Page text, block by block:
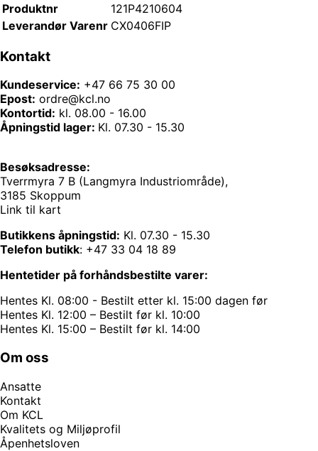
Produktnr
121P4210604
Leverandør Varenr CX0406FIP
Kontakt
Kundeservice: +47 66 75 30 00
Epost: ordre@kcl.no
Kontortid: kl. 08.00 - 16.00
Åpningstid lager: Kl. 07.30 - 15.30
Besøksadresse:
Tverrmyra 7 B (Langmyra Industriområde),
3185 Skoppum
Link til kart
Butikkens åpningstid: Kl. 07.30 - 15.30
Telefon butikk: +47 33 04 18 89
Hentetider på forhåndsbestilte varer:
Hentes Kl. 08:00 - Bestilt etter kl. 15:00 dagen før
Hentes Kl. 12:00 – Bestilt før kl. 10:00
Hentes Kl. 15:00 – Bestilt før kl. 14:00
Om oss
Ansatte
Kontakt
Om KCL
Kvalitets og Miljøprofil
Åpenhetsloven